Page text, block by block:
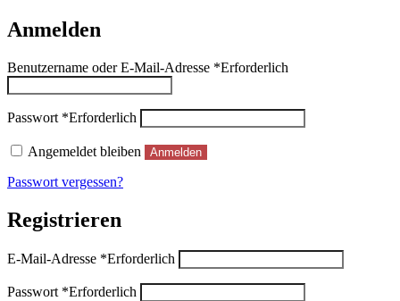
Anmelden
Benutzername oder E-Mail-Adresse *Erforderlich
Passwort *Erforderlich
Angemeldet bleiben Anmelden
Passwort vergessen?
Registrieren
E-Mail-Adresse *Erforderlich
Passwort *Erforderlich